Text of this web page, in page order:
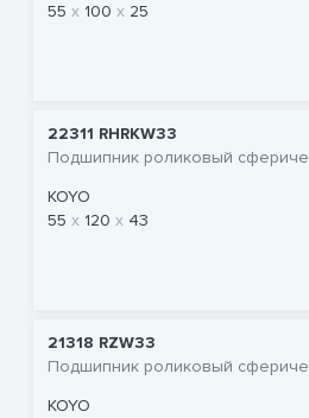
55
100 25
22311 RHRKW33
Подшипник роликовый
KOYO
55
120 43
21318 RZW33
Подшипник роликовый
KOYO